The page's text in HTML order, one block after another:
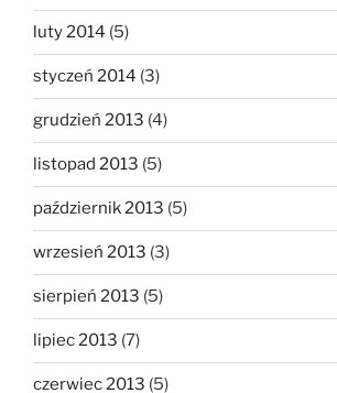
luty 2014 (5)
styczeń 2014 (3)
grudzień 2013 (4)
listopad 2013 (5)
październik 2013 (5)
wrzesień 2013 (3)
sierpień 2013 (5)
lipiec 2013 (7)
czerwiec 2013 (5)